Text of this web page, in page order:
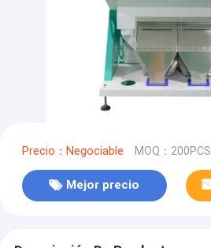
Precio：Negociable MOQ：200PCS
Mejor precio